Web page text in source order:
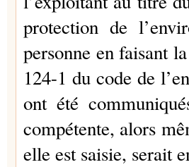
protection de
personne en faisant
124-1 du code de
ont été
compétente, alors
elle est saisie, serait